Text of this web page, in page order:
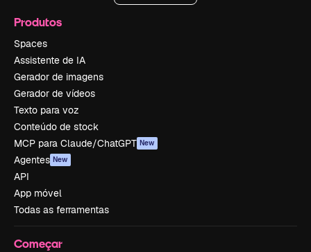
Produtos
Spaces
Assistente de IA
Gerador de imagens
Gerador de vídeos
Texto para voz
Conteúdo de stock
MCP para Claude/ChatGPT New
Agentes New
API
App móvel
Todas as ferramentas
Começar